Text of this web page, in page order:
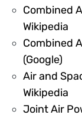
Combined
Wikipedia
Combined
(Google)
Air and
Wikipedia
Joint Air